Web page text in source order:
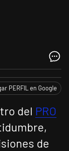
PERFIL en Google
del PRO
de